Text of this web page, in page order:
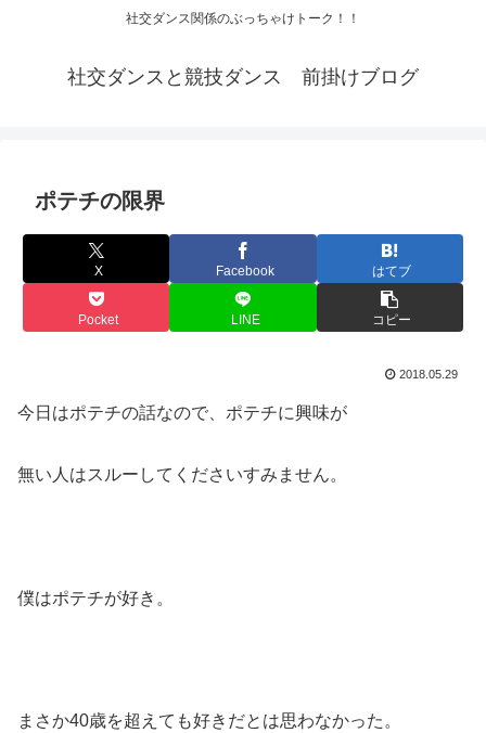
社交ダンス関係のぶっちゃけトーク！！
社交ダンスと競技ダンス 前掛けブログ
ポテチの限界
X Facebook はてブ
Pocket LINE コピー
2018.05.29
今日はポテチの話なので、ポテチに興味が
無い人はスルーしてくださいすみません。
僕はポテチが好き。
まさか40歳を超えても好きだとは思わなかった。